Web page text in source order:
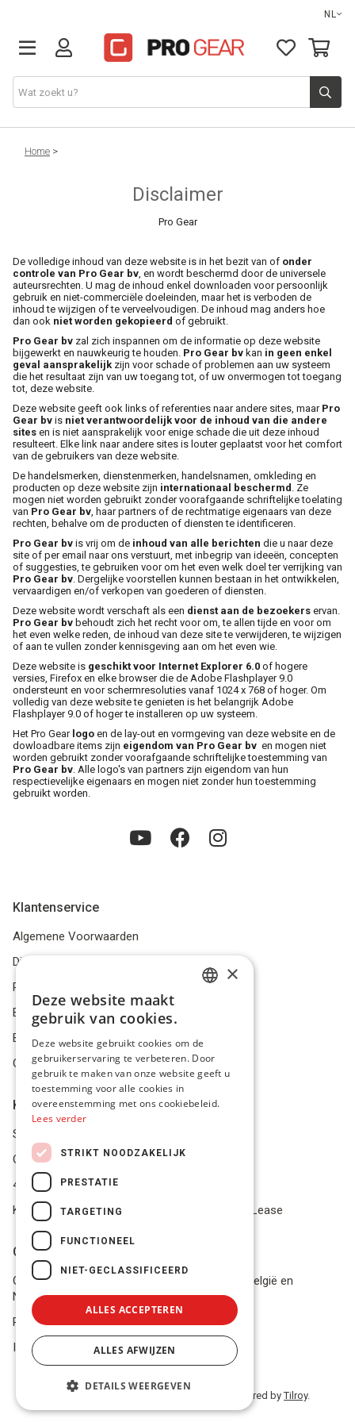
NL
DJ gear
Opbergmateriaal
Kabels
Montage
B-stock
Black Box
Projects
Over Pro Gear
Meer
New arrivals
B-stock
Pro Gear Lease
Contact
Winkel
Home >
Disclaimer
Pro Gear
De volledige inhoud van deze website is in het bezit van of onder
controle van Pro Gear bv, en wordt beschermd door de universele
auteursrechten. U mag de inhoud enkel downloaden voor persoonlijk
gebruik en niet-commerciële doeleinden, maar het is verboden de
inhoud te wijzigen of te verveelvoudigen. De inhoud mag anders hoe
dan ook niet worden gekopieerd of gebruikt.
Pro Gear bv zal zich inspannen om de informatie op deze website
bijgewerkt en nauwkeurig te houden. Pro Gear bv kan in geen enkel
geval aansprakelijk zijn voor schade of problemen aan uw systeem
die het resultaat zijn van uw toegang tot, of uw onvermogen tot toegang
tot, deze website.
Deze website geeft ook links of referenties naar andere sites, maarPro
Gear bv is niet verantwoordelijk voor de inhoud van die andere
sites en is niet aansprakelijk voor enige schade die uit deze inhoud
resulteert. Elke link naar andere sites is louter geplaatst voor het comfort
van de gebruikers van deze website.
De handelsmerken, dienstenmerken, handelsnamen, omkleding en
producten op deze website zijn internationaal beschermd . Ze
mogen niet worden gebruikt zonder voorafgaande schriftelijke toelating
van Pro Gear bv, haar partners of de rechtmatige eigenaars van deze
rechten, behalve om de producten of diensten te identificeren.
Pro Gear bv is vrij om de inhoud van alle berichten die u naar deze
site of per email naar ons verstuurt, met inbegrip van ideeën, concepten
of suggesties, te gebruiken voor om het even welk doel ter verrijking van
Pro Gear bv. Dergelijke voorstellen kunnen bestaan in het ontwikkelen,
vervaardigen en/of verkopen van goederen of diensten.
Deze website wordt verschaft als een dienst aan de bezoekers ervan.
Pro Gear bv behoudt zich het recht voor om, te allen tijde en voor om
het even welke reden, de inhoud van deze site te verwijderen, te wijzigen
of aan te vullen zonder kennisgeving aan om het even wie.
Deze website is geschikt voor Internet Explorer 6.0 of hogere
versies, Firefox en elke browser die de Adobe Flashplayer 9.0
ondersteunt en voor schermresoluties vanaf 1024 x 768 of hoger. Om
volledig van deze website te genieten is het belangrijk Adobe
Flashplayer 9.0 of hoger te installeren op uw systeem.
Het Pro Gearlogo en de lay-out en vormgeving van deze website en de
dowloadbare items zijn eigendom van Pro Gear bv en mogen niet
worden gebruikt zonder voorafgaande schriftelijke toestemming van
Pro Gear bv. Alle logo's van partners zijn eigendom van hun
respectievelijke eigenaars en mogen niet zonder hun toestemming
gebruikt worden.
Klantenservice
Algemene Voorwaarden
Disclaimer
Privacybeleid
Bestelling herroepen
Betalingsmiddelen
Geschillen
Klantenservice
Service Center
Onze winkel
4.9 op 5 gescoord op Trustpilot
Koop je materiaal op afbetaling met Pro Gear Lease
Onze beloftes
Gratis verzending naar jou thuis vanaf €49 in België en
Nederland
Razendsnel advies
In voorraad? Volgende werkdag geleverd!
© 2026 PRO GEAR - BE 0848 554 515 | Powered byTilroy.
ENGLISH
×
Deze website maakt
gebruik van cookies.
Deze website gebruikt cookies om de
gebruikerservaring te verbeteren. Door
gebruik te maken van onze website geeft u
toestemming voor alle cookies in
overeenstemming met ons cookiebeleid.
Lees verder
STRIKT NOODZAKELIJK
PRESTATIE
TARGETING
FUNCTIONEEL
NIET-GECLASSIFICEERD
ALLES ACCEPTEREN
ALLES AFWIJZEN
DETAILS WEERGEVEN